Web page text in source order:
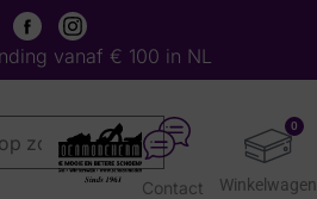
vanaf € 100 in NL
0
Contact